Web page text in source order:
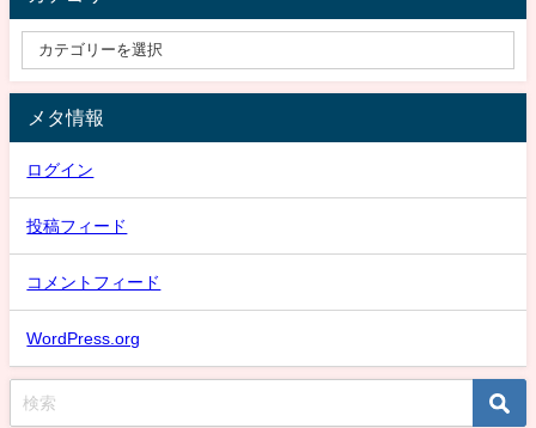
メタ情報
ログイン
投稿フィード
コメントフィード
WordPress.org